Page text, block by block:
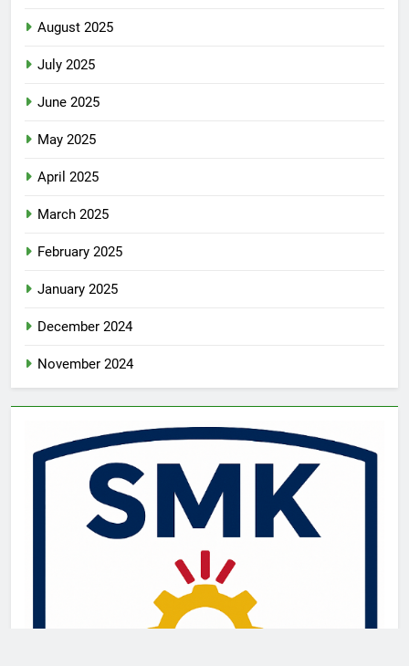
August 2025
July 2025
June 2025
May 2025
April 2025
March 2025
February 2025
January 2025
December 2024
November 2024